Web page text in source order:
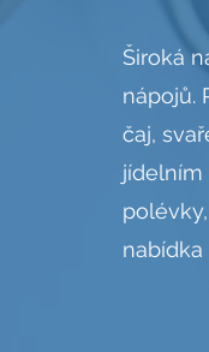
Široká
nápojů.
čaj,
jídelním